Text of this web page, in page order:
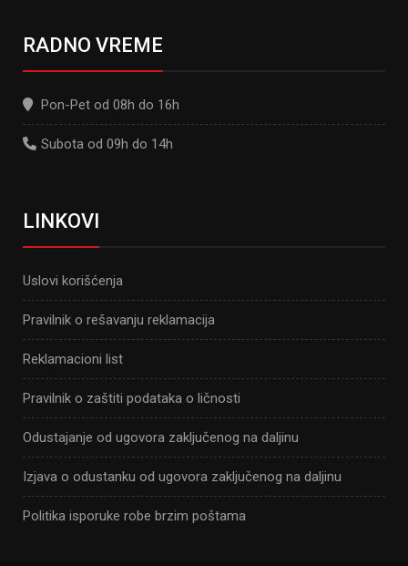
RADNO VREME
Pon-Pet od 08h do 16h
Subota od 09h do 14h
LINKOVI
Uslovi korišćenja
Pravilnik o rešavanju reklamacija
Reklamacioni list
Pravilnik o zaštiti podataka o ličnosti
Odustajanje od ugovora zaključenog na daljinu
Izjava o odustanku od ugovora zaključenog na daljinu
Politika isporuke robe brzim poštama